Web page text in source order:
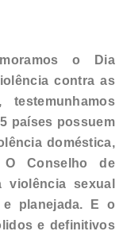
o Dia
contra as
países possuem
doméstica,
Conselho de
violência sexual
planejada. E o
e definitivos